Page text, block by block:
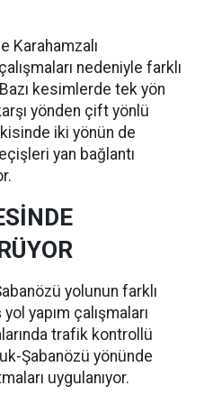
Karahamzalı
nedeniyle farklı
kesimlerde tek yön
yönden çift yönlü
iki yönün de
yan bağlantı
yolunun farklı
yapım çalışmaları
trafik kontrollü
Şabanözü yönünde
uygulanıyor.